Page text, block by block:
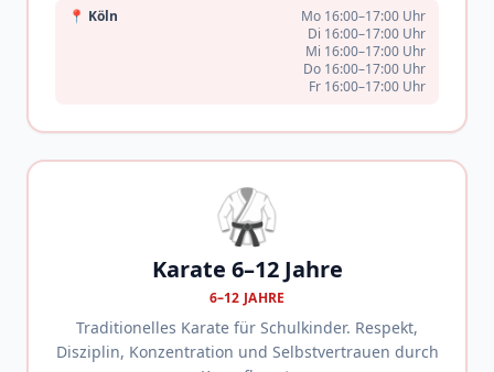
📍 Köln
Mo 16:00–17:00 Uhr
Di 16:00–17:00 Uhr
Mi 16:00–17:00 Uhr
Do 16:00–17:00 Uhr
Fr 16:00–17:00 Uhr
🥋
Karate 6–12 Jahre
6–12 JAHRE
Traditionelles Karate für Schulkinder. Respekt,
Disziplin, Konzentration und Selbstvertrauen durch